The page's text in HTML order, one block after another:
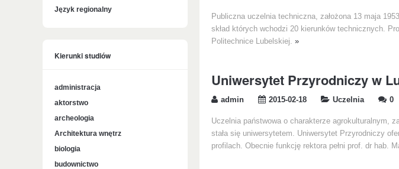
Publiczna uczelnia techniczna, założona 13 maja
skład których wchodzi 20 kierunków technicznych.
Politechnice Lubelskiej. »
Uniwersytet Przyrodniczy w
admin 2015-02-18 Uczelnia 0
Uczelnia państwowa o charakterze agrokulturalnym,
stała się uniwersytetem. Uniwersytet Przyrodniczy
profilach. Obecnie funkcję rektora pełni prof. dr hab.
Język regionalny
Kierunki studiów
administracja
aktorstwo
archeologia
Architektura wnętrz
biologia
budownictwo